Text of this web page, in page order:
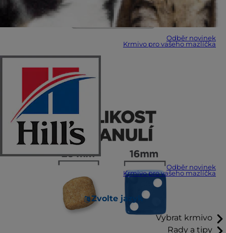
Odběr novinek
Krmivo pro vašeho mazlíčka
Odběr novinek
Krmivo pro vašeho mazlíčka
Zvolte jazyk
Vybrat krmivo
Rady a tipy